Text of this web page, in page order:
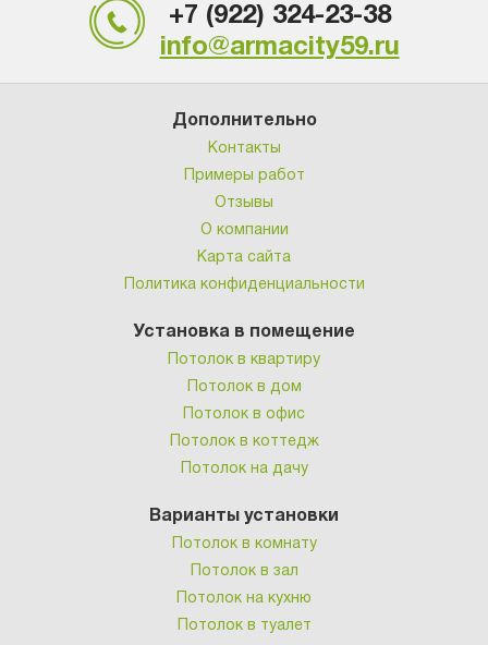
+7 (922) 324-23-38
info@armacity59.ru
Дополнительно
Контакты
Примеры работ
Отзывы
О компании
Карта сайта
Политика конфиденциальности
Установка в помещение
Потолок в квартиру
Потолок в дом
Потолок в офис
Потолок в коттедж
Потолок на дачу
Варианты установки
Потолок в комнату
Потолок в зал
Потолок на кухню
Потолок в туалет